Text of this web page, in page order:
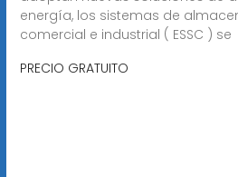
energía, los sistemas de
comercial e industrial ( ESSC ) se
PRECIO GRATUITO